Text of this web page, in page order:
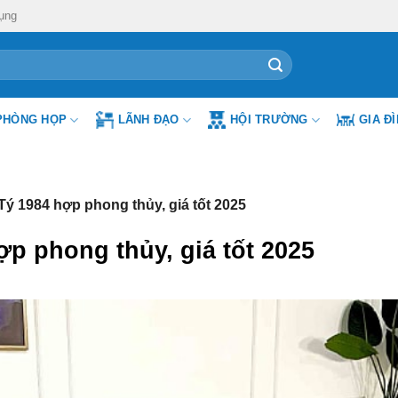
HỌP LÃNH ĐẠO HỘI TRƯỜNG GIA
1984 hợp phong thủy, giá tốt 2025
phong thủy, giá tốt 2025